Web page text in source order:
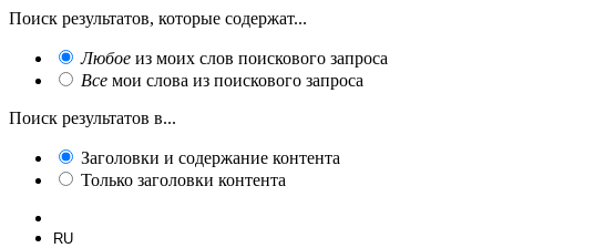
Поиск результатов, которые содержат...
Любое из моих слов поискового запроса
Все мои слова из поискового запроса
Поиск результатов в...
Заголовки и содержание контента
Только заголовки контента
RU